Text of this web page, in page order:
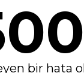
bir hata